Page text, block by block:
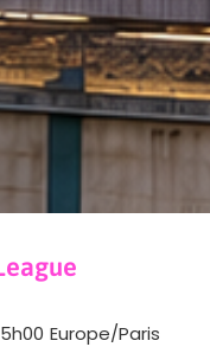
Europe/Paris